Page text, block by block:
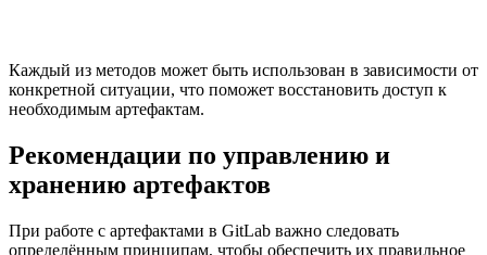
Каждый из методов может быть использован в зависимости от
конкретной ситуации, что поможет восстановить доступ к
необходимым артефактам.
Рекомендации по управлению и
хранению артефактов
При работе с артефактами в GitLab важно следовать
определённым принципам, чтобы обеспечить их правильное